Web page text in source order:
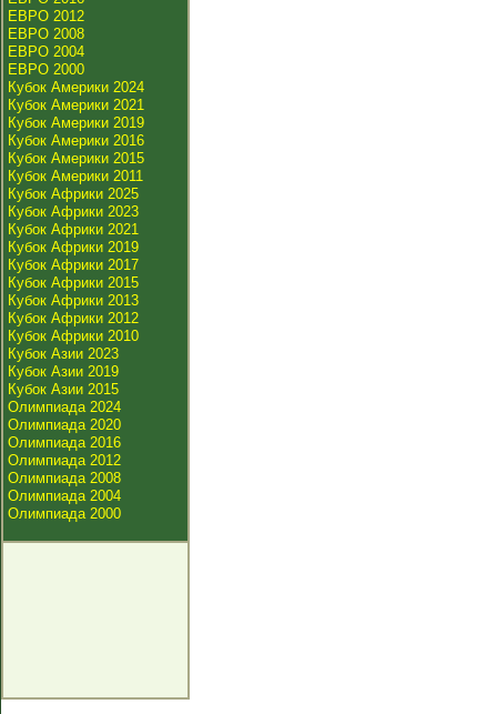
ЕВРО 2012
ЕВРО 2008
ЕВРО 2004
ЕВРО 2000
Кубок Америки 2024
Кубок Америки 2021
Кубок Америки 2019
Кубок Америки 2016
Кубок Америки 2015
Кубок Америки 2011
Кубок Африки 2025
Кубок Африки 2023
Кубок Африки 2021
Кубок Африки 2019
Кубок Африки 2017
Кубок Африки 2015
Кубок Африки 2013
Кубок Африки 2012
Кубок Африки 2010
Кубок Азии 2023
Кубок Азии 2019
Кубок Азии 2015
Олимпиада 2024
Олимпиада 2020
Олимпиада 2016
Олимпиада 2012
Олимпиада 2008
Олимпиада 2004
Олимпиада 2000